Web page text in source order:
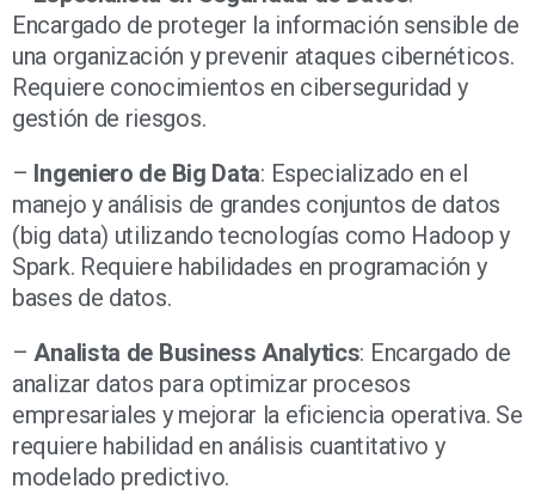
Encargado de proteger la información sensible de
una organización y prevenir ataques cibernéticos.
Requiere conocimientos en ciberseguridad y
gestión de riesgos.
– Ingeniero de Big Data: Especializado en el
manejo y análisis de grandes conjuntos de datos
(big data) utilizando tecnologías como Hadoop y
Spark. Requiere habilidades en programación y
bases de datos.
– Analista de Business Analytics: Encargado de
analizar datos para optimizar procesos
empresariales y mejorar la eficiencia operativa. Se
requiere habilidad en análisis cuantitativo y
modelado predictivo.